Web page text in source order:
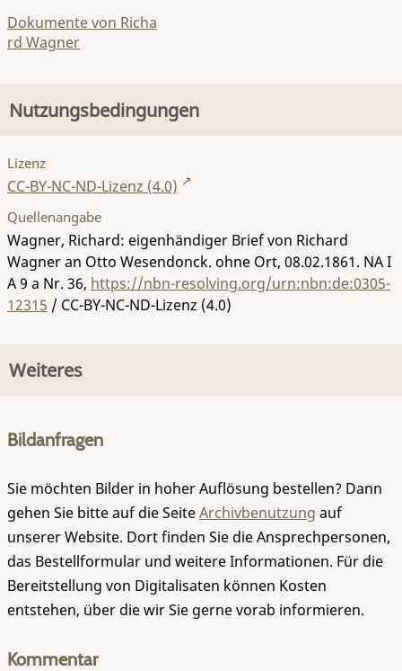
Dokumente von Richa
rd Wagner
Nutzungsbedingungen
Lizenz
CC-BY-NC-ND-Lizenz (4.0)
Quellenangabe
Wagner, Richard: eigenhändiger Brief von Richard
Wagner an Otto Wesendonck. ohne Ort, 08.02.1861. NA I
A 9 a Nr. 36, https://nbn-resolving.org/urn:nbn:de:0305-
12315 / CC-BY-NC-ND-Lizenz (4.0)
Weiteres
Bildanfragen
Sie möchten Bilder in hoher Auflösung bestellen? Dann
gehen Sie bitte auf die SeiteArchivbenutzung auf
unserer Website. Dort finden Sie die Ansprechpersonen,
das Bestellformular und weitere Informationen. Für die
Bereitstellung von Digitalisaten können Kosten
entstehen, über die wir Sie gerne vorab informieren.
Kommentar